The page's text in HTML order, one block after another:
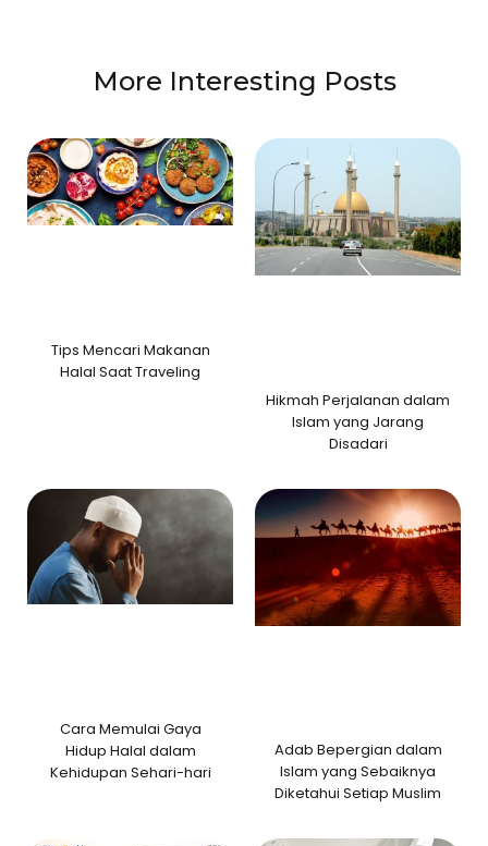
More Interesting Posts
Tips Mencari Makanan
Halal Saat Traveling
Hikmah Perjalanan dalam
Islam yang Jarang
Disadari
Cara Memulai Gaya
Hidup Halal dalam
Kehidupan Sehari-hari
Adab Bepergian dalam
Islam yang Sebaiknya
Diketahui Setiap Muslim